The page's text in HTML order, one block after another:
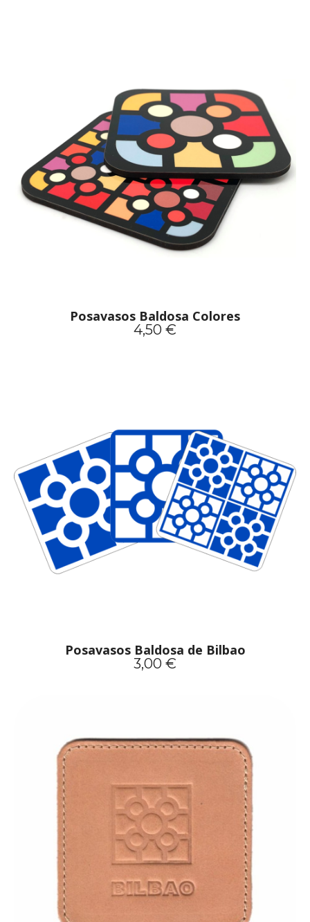
Posavasos Baldosa Colores
4,50 €
Posavasos Baldosa de Bilbao
3,00 €